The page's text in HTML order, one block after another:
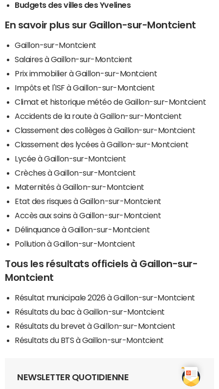
Budgets des villes des Yvelines
En savoir plus sur Gaillon-sur-Montcient
Gaillon-sur-Montcient
Salaires à Gaillon-sur-Montcient
Prix immobilier à Gaillon-sur-Montcient
Impôts et l'ISF à Gaillon-sur-Montcient
Climat et historique météo de Gaillon-sur-Montcient
Accidents de la route à Gaillon-sur-Montcient
Classement des collèges à Gaillon-sur-Montcient
Classement des lycées à Gaillon-sur-Montcient
Lycée à Gaillon-sur-Montcient
Crèches à Gaillon-sur-Montcient
Maternités à Gaillon-sur-Montcient
Etat des risques à Gaillon-sur-Montcient
Accès aux soins à Gaillon-sur-Montcient
Délinquance à Gaillon-sur-Montcient
Pollution à Gaillon-sur-Montcient
Tous les résultats officiels à Gaillon-sur-
Montcient
Résultat municipale 2026 à Gaillon-sur-Montcient
Résultats du bac à Gaillon-sur-Montcient
Résultats du brevet à Gaillon-sur-Montcient
Résultats du BTS à Gaillon-sur-Montcient
NEWSLETTER QUOTIDIENNE